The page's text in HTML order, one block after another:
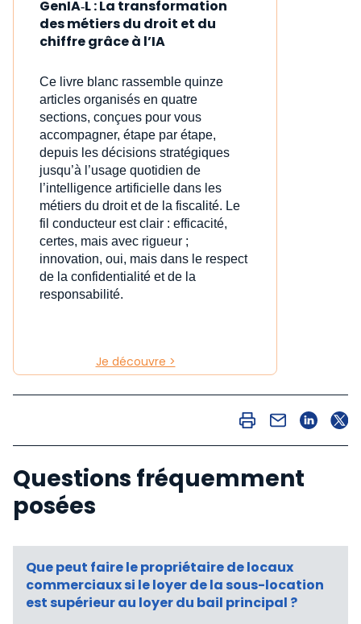
GenIA‑L : La transformation
des métiers du droit et du
chiffre grâce à l’IA
Ce livre blanc rassemble quinze
articles organisés en quatre
sections, conçues pour vous
accompagner, étape par étape,
depuis les décisions stratégiques
jusqu’à l’usage quotidien de
l’intelligence artificielle dans les
métiers du droit et de la fiscalité. Le
fil conducteur est clair : efficacité,
certes, mais avec rigueur ;
innovation, oui, mais dans le respect
de la confidentialité et de la
responsabilité.
Je découvre >
Questions fréquemment
posées
Que peut faire le propriétaire de locaux
commerciaux si le loyer de la sous-location
est supérieur au loyer du bail principal ?